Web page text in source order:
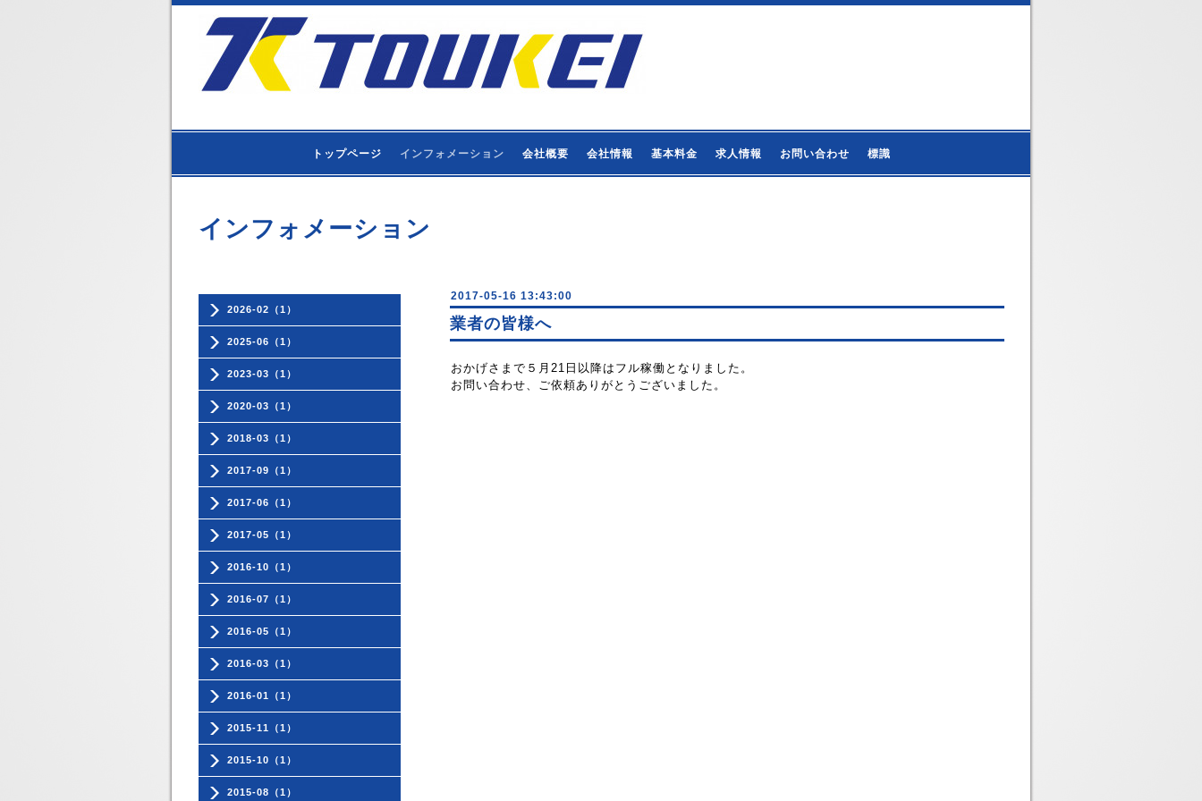
トップページ インフォメーション 会社概要 会社情報 基本料金 求人情報 お問い合わせ 標識
2026-02（1）
2025-06（1）
2023-03（1）
2020-03（1）
2018-03（1）
2017-09（1）
2017-06（1）
2017-05（1）
2016-10（1）
2016-07（1）
2016-05（1）
2016-03（1）
2016-01（1）
2015-11（1）
2015-10（1）
2015-08（1）
インフォメーション
2017-05-16 13:43:00
業者の皆様へ
おかげさまで５月21日以降はフル稼働となりました。
お問い合わせ、ご依頼ありがとうございました。